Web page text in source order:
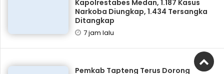
Kapolrestabes Medan, 1.187 Kasus
Narkoba Diungkap, 1.434 Tersangka
Ditangkap
7 jam lalu
Pemkab Tapteng Terus Dorong